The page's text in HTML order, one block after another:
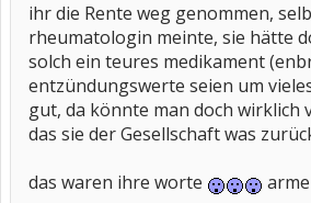
ihr die Rente weg genommen,
rheumatologin meinte, sie hätte
solch ein teures medikament
entzündungswerte seien um
gut, da könnte man doch wirklich
das sie der Gesellschaft was
das waren ihre worte